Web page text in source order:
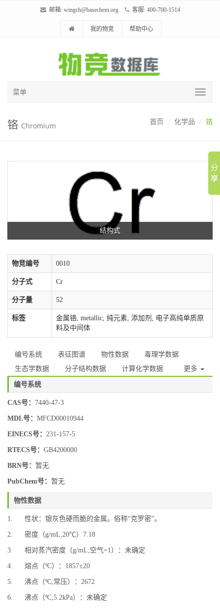
邮箱: wingch@basechem.org 客服: 400-700-1514
我的物竞 帮助中心
菜单
铬 Chromium 首页 化学品 铬
结构式
物竞编号 0010
分子式 Cr
分子量 52
标签
金属铬, metallic, 纯元素, 添加剂, 电子高纯单质原
料及中间体
编号系统 表征图谱 物性数据
毒理学数据
生态学数据
分子结构数据 计算化学数据 更多
编号系统
CAS号： 7440-47-3
MDL号： MFCD00010944
EINECS号： 231-157-5
RTECS号： GB4200000
BRN号： 暂无
PubChem号： 暂无
物性数据
1. 性状：银灰色硬而脆的金属。俗称“克罗密”。
2. 密度（g/mL,20℃）7.18
3. 相对蒸汽密度（g/mL,空气=1）：未确定
4. 熔点（ºC）：1857±20
5. 沸点（ºC,常压）：2672
6. 沸点（ºC,5.2kPa）：未确定